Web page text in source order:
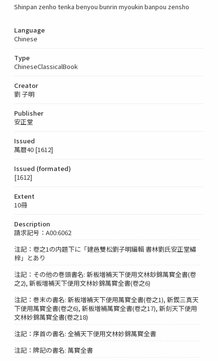
Shinpan zenho tenka benyou bunrin myoukin banpou zensho
Language
Chinese
Type
ChineseClassicalBook
Creator
劉 子明
Publisher
安正堂
Issued
萬暦40 [1612]
Issued (formated)
[1612]
Extent
10冊
Description
請求記号：A00:6062
注記：卷之1の内題下に「建邑雙松劉子明編輯 書林劉氏安正堂繡
梓」とあり
注記：その他の巻頭書名: 新板増補天下便用文林玅錦萬寳全書(卷
之2), 新板増補天下便用文林妙錦萬寳全書(卷之6)
注記：巻末の書名: 新板増補天下便用萬寳全書(卷之1), 新鍥三真天
下便用萬寳全書(卷之6), 新板増補萬寳全書(卷之17), 新刻天下便用
文林妙錦萬寳全書(卷之18)
注記：序首の書名: 全補天下便用文林妙錦萬寳全書
注記：牌記の書名: 萬寳全書